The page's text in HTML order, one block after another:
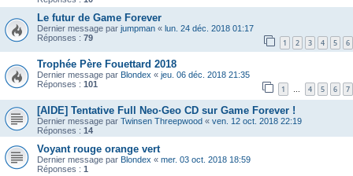
Le futur de Game Forever
Dernier message par jumpman « lun. 24 déc. 2018 01:17
Réponses : 79 1 2 3 4 5 6
Trophée Père Fouettard 2018
Dernier message par Blondex « jeu. 06 déc. 2018 21:35
Réponses : 101 1 … 4 5 6 7
[AIDE] Tentative Full Neo·Geo CD sur Game Forever !
Dernier message par Twinsen Threepwood « ven. 12 oct. 2018 22:19
Réponses : 14
Voyant rouge orange vert
Dernier message par Blondex « mer. 03 oct. 2018 18:59
Réponses : 1